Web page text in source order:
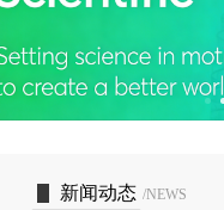
新闻动态 /NEWS